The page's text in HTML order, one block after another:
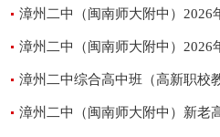
漳州二中（闽南师大附中）新老